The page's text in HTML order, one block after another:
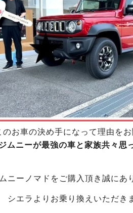
のお車の決め手になって理由を
ムニーが最強の車と家族共々思
ニーノマドをご購入頂き誠にあ
シエラよりお乗り換えいただき